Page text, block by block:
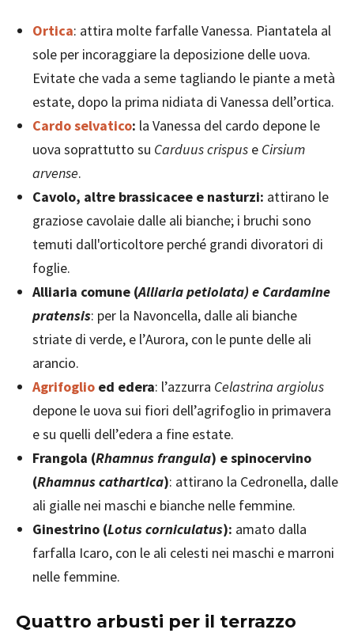
Ortica: attira molte farfalle Vanessa. Piantatela al
sole per incoraggiare la deposizione delle uova.
Evitate che vada a seme tagliando le piante a metà
estate, dopo la prima nidiata di Vanessa dell’ortica.
Cardo selvatico: la Vanessa del cardo depone le
uova soprattutto su Carduus crispus e Cirsium
arvense.
Cavolo, altre brassicacee e nasturzi: attirano le
graziose cavolaie dalle ali bianche; i bruchi sono
temuti dall'orticoltore perché grandi divoratori di
foglie.
Alliaria comune (Alliaria petiolata) e Cardamine
pratensis: per la Navoncella, dalle ali bianche
striate di verde, e l’Aurora, con le punte delle ali
arancio.
Agrifoglio ed edera: l’azzurra Celastrina argiolus
depone le uova sui fiori dell’agrifoglio in primavera
e su quelli dell’edera a fine estate.
Frangola (Rhamnus frangula) e spinocervino
(Rhamnus cathartica): attirano la Cedronella, dalle
ali gialle nei maschi e bianche nelle femmine.
Ginestrino (Lotus corniculatus): amato dalla
farfalla Icaro, con le ali celesti nei maschi e marroni
nelle femmine.
Quattro arbusti per il terrazzo